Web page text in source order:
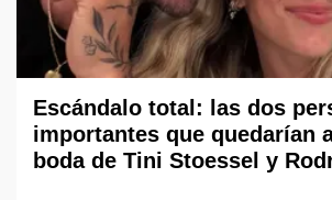
Escándalo total: las dos
importantes que quedarían
boda de Tini Stoessel y